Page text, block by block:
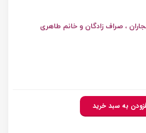
، صراف زادگان و خانم طاهری
به سبد خرید